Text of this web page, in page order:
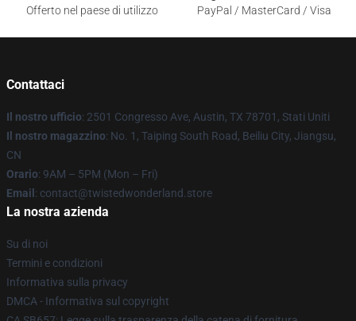
Offerto nel paese di utilizzo
PayPal / MasterCard / Visa
Contattaci
Il nostro ufficio: 2501 Congresso Ave, Austin, TX 78701, Stati Uniti
Il nostro magazzino: No. 1, Taiping South Road, Beiliu City, Jiangsu,
CN
Orario: 9AM – 5PM (Mon – Fri)
Email : contact@twistedwonderland.store
La nostra azienda
Su di noi
Termini e condizioni
Informativa sulla privacy
DMCA - Informativa sul copyright